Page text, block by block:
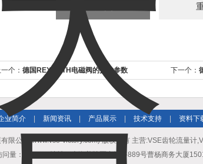
个： 德国REXROTH电磁阀的技术参数 下一个：
业简介 新闻资讯 产品展示 技术支持 资料下
限公司(www.vse-victory.com) 版权所有 主营:VSE齿轮流量计
问量：508948 地址：上海普陀区中江路889号曹杨商务大厦